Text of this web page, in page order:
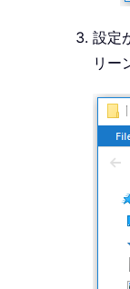
設定
リー